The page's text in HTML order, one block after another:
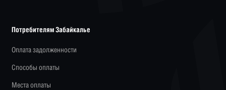
Потребителям Забайкалье
Оплата задолженности
Способы оплаты
Места оплаты